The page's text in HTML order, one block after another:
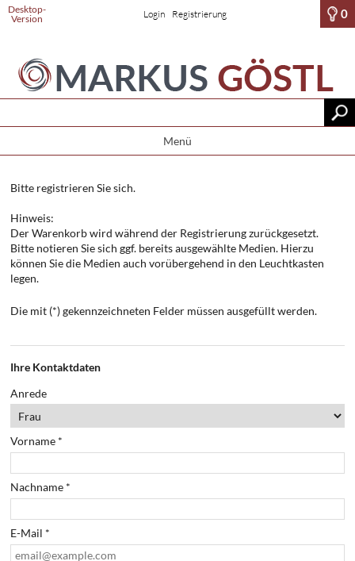
Desktop-
Version
Login Registrierung 0
Menü
Bitte registrieren Sie sich.
Hinweis:
Der Warenkorb wird während der Registrierung zurückgesetzt.
Bitte notieren Sie sich ggf. bereits ausgewählte Medien. Hierzu
können Sie die Medien auch vorübergehend in den Leuchtkasten
legen.
Die mit (*) gekennzeichneten Felder müssen ausgefüllt werden.
Ihre Kontaktdaten
Anrede
Vorname *
Nachname *
E-Mail *